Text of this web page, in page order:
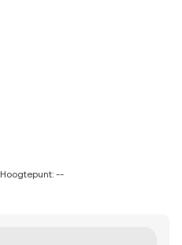
Hoogtepunt: --